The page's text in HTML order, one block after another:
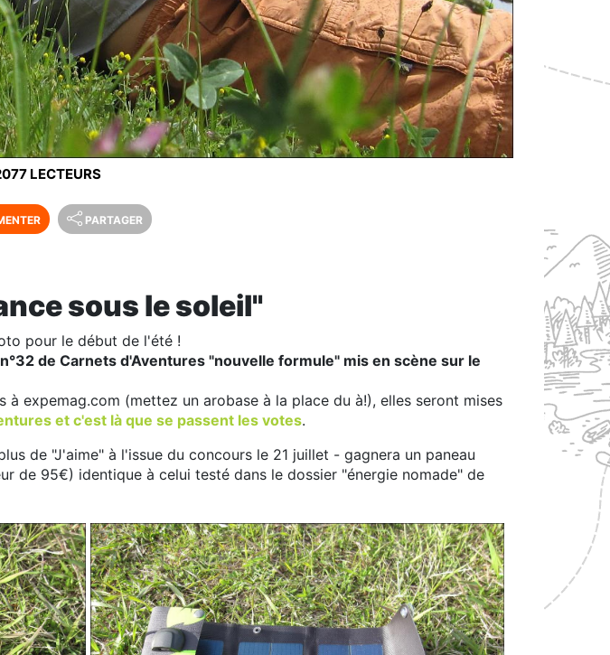
LECTEURS
PARTAGER
sous le soleil"
pour le début de l'été !
de Carnets d'Aventures "nouvelle formule" mis en scène sur le
expemag.com (mettez un arobase à la place du à!), elles seront mises
et c'est là que se passent les votes.
de "J'aime" à l'issue du concours le 21 juillet - gagnera un paneau
de 95€) identique à celui testé dans le dossier "énergie nomade" de